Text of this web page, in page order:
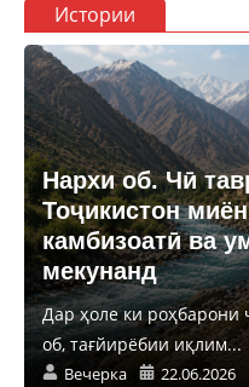
Истории
Нархи об. Чӣ
Тоҷикистон
камбизоатӣ ва
мекунанд
Дар ҳоле ки роҳбарони
об, тағйирёбии иқлим...
Вечерка 22.06.2026